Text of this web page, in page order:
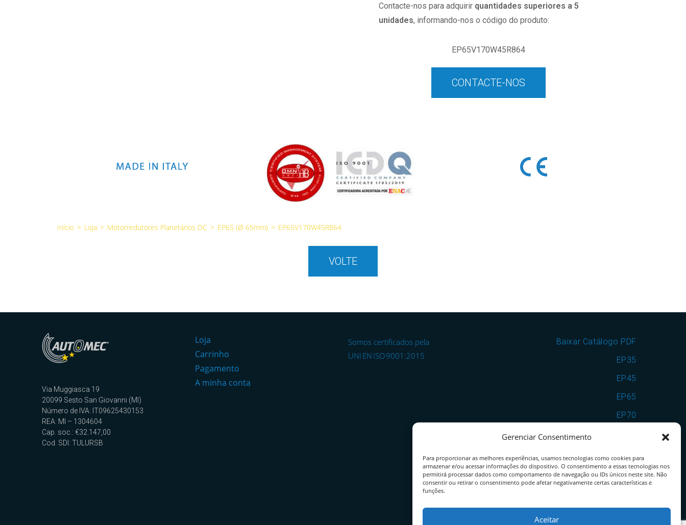
Gerenciar Consentimento
Para proporcionar as melhores experiências, usamos tecnologias como cookies para
armazenar e/ou acessar informações do dispositivo. O consentimento a essas tecnologias nos
permitirá processar dados como comportamento de navegação ou IDs únicos neste site. Não
consentir ou retirar o consentimento pode afetar negativamente certas características e
funções.
Aceitar
Contacte-nos para adquirir quantidades superiores a 5
unidades, informando-nos o código do produto:
EP65V170W45R864
CONTACTE-NOS
Início > Loja > Motorredutores Planetários DC > EP65 (Ø 65mm) > EP65V170W45R864
VOLTE
Via Muggiasca 19
20099 Sesto San Giovanni (MI)
Número de IVA: IT09625430153
REA: MI – 1304604
Cap. soc.: €32.147,00
Cod. SDI: TULURSB
Loja
Carrinho
Pagamento
A minha conta
Somos certificados pela
UNI EN ISO 9001:2015
Baixar Catálogo PDF
EP35
EP45
EP65
EP70
VSF35
VSF35EP70